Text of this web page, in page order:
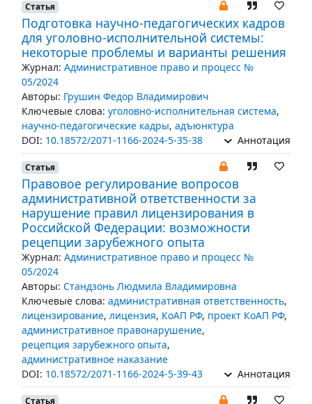
Статья
Подготовка научно-педагогических кадров
для уголовно-исполнительной системы:
некоторые проблемы и варианты решения
Журнал: Административное право и процесс №
05/2024
Авторы: Грушин Федор Владимирович
Ключевые слова: уголовно-исполнительная система,
научно-педагогические кадры, адъюнктура
DOI: 10.18572/2071-1166-2024-5-35-38 Аннотация
Статья
Правовое регулирование вопросов
административной ответственности за
нарушение правил лицензирования в
Российской Федерации: возможности
рецепции зарубежного опыта
Журнал: Административное право и процесс №
05/2024
Авторы: Стандзонь Людмила Владимировна
Ключевые слова: административная ответственность,
лицензирование, лицензия, КоАП РФ, проект КоАП РФ,
административное правонарушение,
рецепция зарубежного опыта,
административное наказание
DOI: 10.18572/2071-1166-2024-5-39-43 Аннотация
Статья